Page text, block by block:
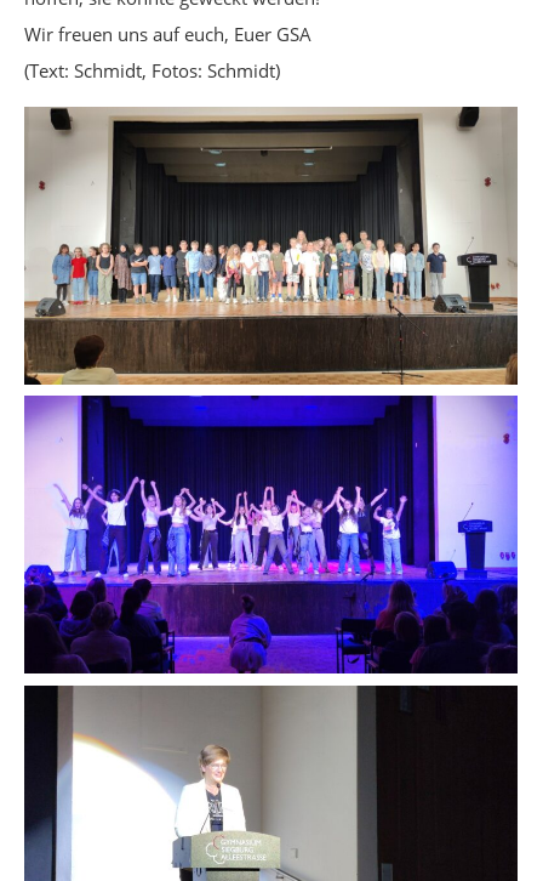
Wir freuen uns auf euch, Euer GSA
(Text: Schmidt, Fotos: Schmidt)